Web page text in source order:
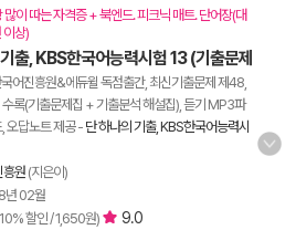
이 따는 자격증 + 북엔드. 피크닉 매트. 단어장(대
이상)
출, KBS한국어능력시험 13 (기출문제
어진흥원&에듀윌 독점출간, 최신기출문제 제48,
록(기출문제집 + 기출분석 해설집), 듣기 MP3파
오답노트 제공- 단 하나의 기출, KBS한국어능력시
흥원 (지은이)
년 02월
할인 / 1,650원)
9.0